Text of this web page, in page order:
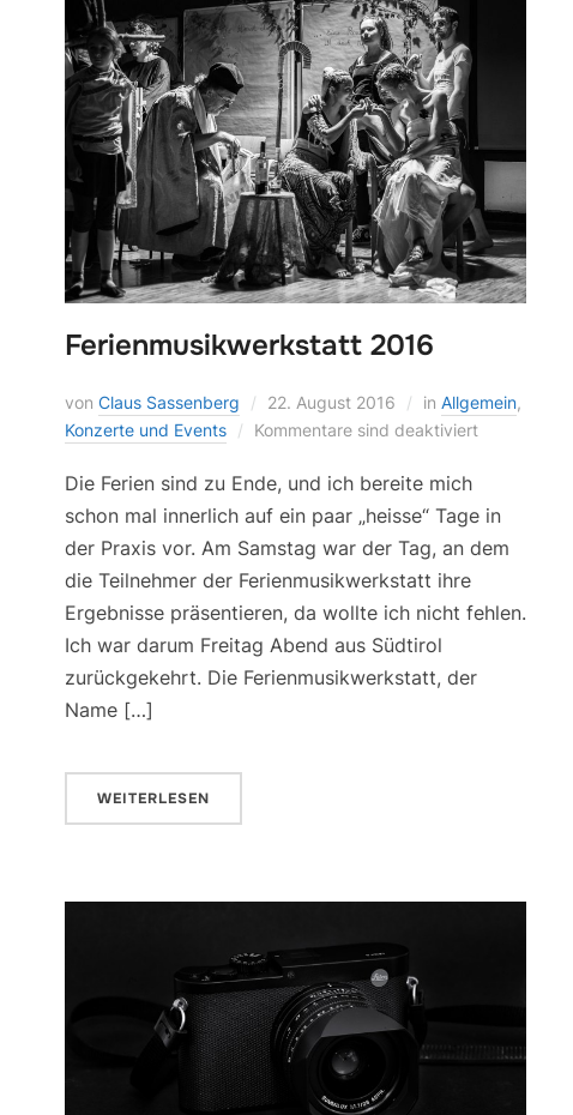
Ferienmusikwerkstatt 2016
von Claus Sassenberg 22. August 2016 in Allgemein,
Konzerte und Events
Kommentare sind deaktiviert
Die Ferien sind zu Ende, und ich bereite mich
schon mal innerlich auf ein paar „heisse“ Tage in
der Praxis vor. Am Samstag war der Tag, an dem
die Teilnehmer der Ferienmusikwerkstatt ihre
Ergebnisse präsentieren, da wollte ich nicht fehlen.
Ich war darum Freitag Abend aus Südtirol
zurückgekehrt. Die Ferienmusikwerkstatt, der
Name […]
WEITERLESEN